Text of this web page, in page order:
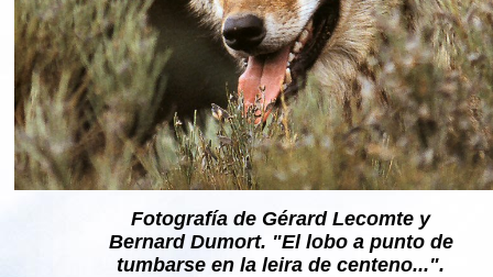
Fotografía de Gérard Lecomte y
Bernard Dumort. "El lobo a punto de
tumbarse en la leira de centeno...".